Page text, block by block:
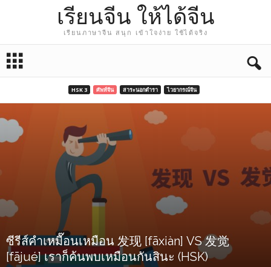
เรียนจีน ให้ได้จีน
เรียนภาษาจีน สนุก เข้าใจง่าย ใช้ได้จริง
HSK 3 ศัพท์จีน สาระนอกตำรา ไวยากรณ์จีน
ซีรีส์คำเหมื๊อนเหมือน 发现 [fāxiàn] VS 发觉
[fājué] เราก็ค้นพบเหมือนกันสินะ (HSK)